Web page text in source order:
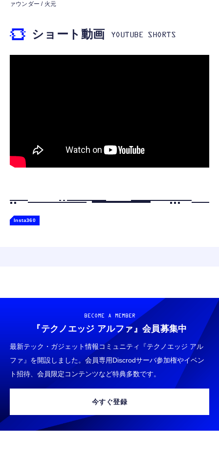
￥999
ジングベース付き ロペット 充電ベース付き
ァウンダー / 火元
ショート動画
Insta360
BECOME A MEMBER
『テクノエッジ アルファ』 会員募集中
最新テック・ガジェット情報コミュニティ『テクノエッジ アル
ファ』を開設しました。会員専用Discrodサーバ参加権やイベン
ト招待、会員限定コンテンツなど特典多数です。
今すぐ登録